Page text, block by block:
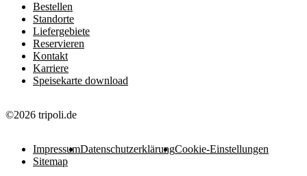
Bestellen
Standorte
Liefergebiete
Reservieren
Kontakt
Karriere
Speisekarte download
©2026 tripoli.de
ImpressumDatenschutzerklärungCookie-Einstellungen
Sitemap